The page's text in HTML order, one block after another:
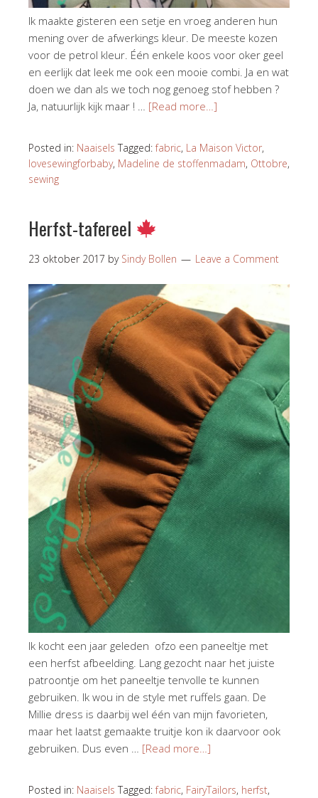
Ik maakte gisteren een setje en vroeg anderen hun
mening over de afwerkings kleur. De meeste kozen
voor de petrol kleur. Één enkele koos voor oker geel
en eerlijk dat leek me ook een mooie combi. Ja en wat
doen we dan als we toch nog genoeg stof hebben ?
Ja, natuurlijk kijk maar ! … [Read more…]
Posted in: Naaisels Tagged:fabric, La Maison Victor,
lovesewingforbaby, Madeline de stoffenmadam, Ottobre,
sewing
Herfst-tafereel
23 oktober 2017 by Sindy Bollen Leave a Comment
Ik kocht een jaar geleden ofzo een paneeltje met
een herfst afbeelding. Lang gezocht naar het juiste
patroontje om het paneeltje tenvolle te kunnen
gebruiken. Ik wou in de style met ruffels gaan. De
Millie dress is daarbij wel één van mijn favorieten,
maar het laatst gemaakte truitje kon ik daarvoor ook
gebruiken. Dus even … [Read more…]
Posted in: Naaisels Tagged:fabric, FairyTailors, herfst,